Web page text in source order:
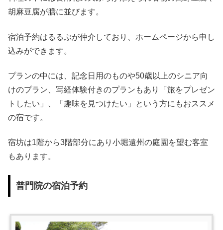
胡麻豆腐が膳に並びます。
宿泊予約はるるぶが仲介しており、ホームページから申し
込みができます。
プランの中には、記念日用のものや50歳以上のシニア向
けのプラン、写経体験付きのプランもあり「旅をプレゼン
トしたい」、「趣味を見つけたい」という方にもおススメ
の宿です。
宿坊は1階から3階部分にあり小堀遠州の庭園を望む客室
もあります。
普門院の宿泊予約